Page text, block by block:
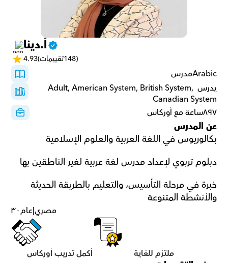
أ.دينا
4.93 (148تقييمات)
Arabicمدرس
يدرس Adult, American System, British System,
Canadian System
٨٩٧ساعة مع أوركاس
عن المدرس
بكالوريوس في اللغة العربية والعلوم الإسلامية
دبلوم تربوي لإعداد مدرس لغة عربية لغير الناطقين بها
والأنشطة المتنوعة
٣٠عام|مصري
ملتزم للغاية أكمل تدريب أوركاس